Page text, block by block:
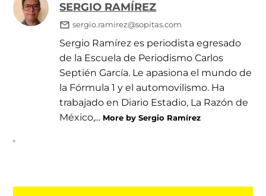
SERGIO RAMÍREZ
sergio.ramirez@sopitas.com
Sergio Ramírez es periodista egresado
de la Escuela de Periodismo Carlos
Septién García. Le apasiona el mundo de
la Fórmula 1 y el automovilismo. Ha
trabajado en Diario Estadio, La Razón de
México,... More by Sergio Ramírez